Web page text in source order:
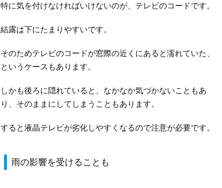
特に気を付けなければいけないのが、テレビのコードです。
結露は下にたまりやすいです。
そのためテレビのコードが窓際の近くにあると濡れていた、
というケースもあります。
しかも後ろに隠れていると、なかなか気づかないこともあ
り、そのままにしてしまうこともあります。
すると液晶テレビが劣化しやすくなるので注意が必要です。
雨の影響を受けることも